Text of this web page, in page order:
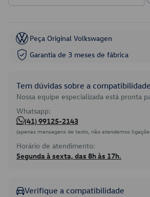
Peça Original Volkswagen
Garantia de 3 meses de fábrica
Tem dúvidas sobre a
Nossa equipe especializada está pronta
Whatsapp:
(41) 99125-2143
(apenas mensagens de texto, não atendemos
Horário de atendimento:
Segunda à sexta, das 8h às 17h.
Verifique a compatibilidade